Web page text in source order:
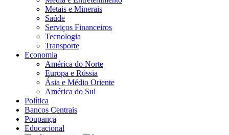
Metais e Minerais
Saúde
Serviços Financeiros
Tecnologia
Transporte
Economia
América do Norte
Europa e Rússia
Ásia e Médio Oriente
América do Sul
Política
Bancos Centrais
Poupança
Educacional